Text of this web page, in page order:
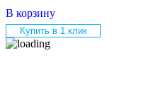
В корзину
Купить в 1 клик